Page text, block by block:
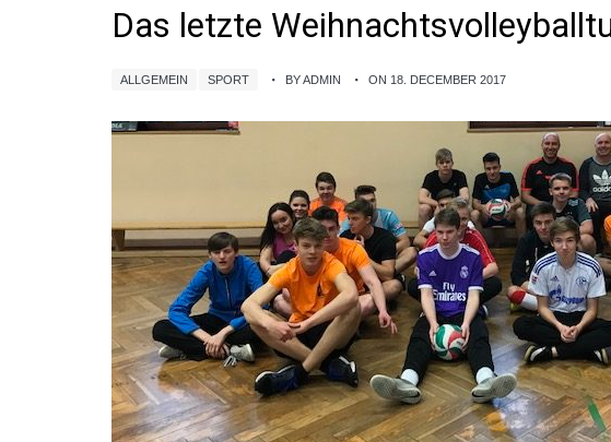
Das letzte
ALLGEMEIN SPORT BY ADMIN ON 18. DECEMBER 2017